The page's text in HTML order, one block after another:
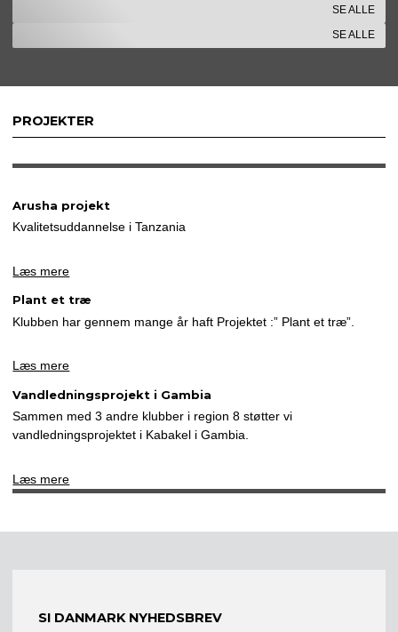
SE ALLE
SE ALLE
PROJEKTER
Arusha projekt
Kvalitetsuddannelse i Tanzania
Læs mere
Plant et træ
Klubben har gennem mange år haft Projektet :” Plant et træ”.
Læs mere
Vandledningsprojekt i Gambia
Sammen med 3 andre klubber i region 8 støtter vi
vandledningsprojektet i Kabakel i Gambia.
Læs mere
SI DANMARK NYHEDSBREV